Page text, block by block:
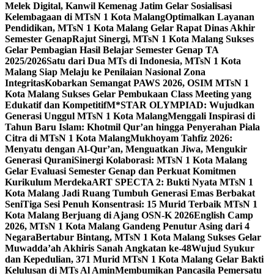
Melek Digital, Kanwil Kemenag Jatim Gelar Sosialisasi
Kelembagaan di MTsN 1 Kota MalangOptimalkan Layanan
Pendidikan, MTsN 1 Kota Malang Gelar Rapat Dinas Akhir
Semester GenapRajut Sinergi, MTsN 1 Kota Malang Sukses
Gelar Pembagian Hasil Belajar Semester Genap TA
2025/2026Satu dari Dua MTs di Indonesia, MTsN 1 Kota
Malang Siap Melaju ke Penilaian Nasional Zona
IntegritasKobarkan Semangat PAWS 2026, OSIM MTsN 1
Kota Malang Sukses Gelar Pembukaan Class Meeting yang
Edukatif dan KompetitifM*STAR OLYMPIAD: Wujudkan
Generasi Unggul MTsN 1 Kota MalangMenggali Inspirasi di
Tahun Baru Islam: Khotmil Qur’an hingga Penyerahan Piala
Citra di MTsN 1 Kota MalangMukhoyam Tahfiz 2026:
Menyatu dengan Al-Qur’an, Menguatkan Jiwa, Mengukir
Generasi QuraniSinergi Kolaborasi: MTsN 1 Kota Malang
Gelar Evaluasi Semester Genap dan Perkuat Komitmen
Kurikulum MerdekaART SPECTA 2: Bukti Nyata MTsN 1
Kota Malang Jadi Ruang Tumbuh Generasi Emas Berbakat
SeniTiga Sesi Penuh Konsentrasi: 15 Murid Terbaik MTsN 1
Kota Malang Berjuang di Ajang OSN-K 2026English Camp
2026, MTsN 1 Kota Malang Gandeng Penutur Asing dari 4
NegaraBertabur Bintang, MTsN 1 Kota Malang Sukses Gelar
Muwadda’ah Akhiris Sanah Angkatan ke-48Wujud Syukur
dan Kepedulian, 371 Murid MTsN 1 Kota Malang Gelar Bakti
Kelulusan di MTs Al AminMembumikan Pancasila Pemersatu